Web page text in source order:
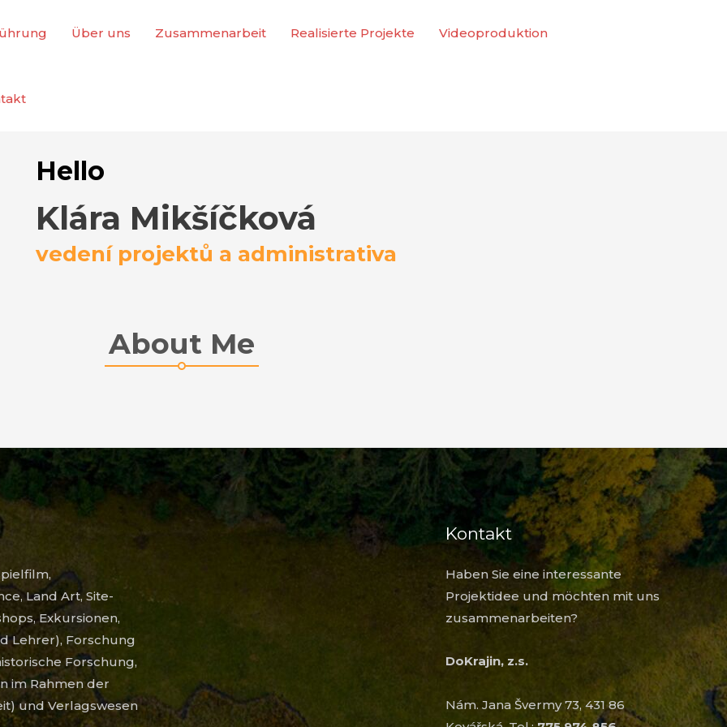
Über uns Zusammenarbeit Realisierte Projekte Videoproduktion
Hello
Klára Mikšíčková
vedení projektů a administrativa
About Me
Land Art, Site-
Exkursionen,
Lehrer), Forschung
Forschung,
im Rahmen der
und Verlagswesen
Kontakt
Haben Sie eine interessante
Projektidee und möchten mit uns
zusammenarbeiten?
DoKrajin, z.s.
Nám. Jana Švermy 73, 431 86